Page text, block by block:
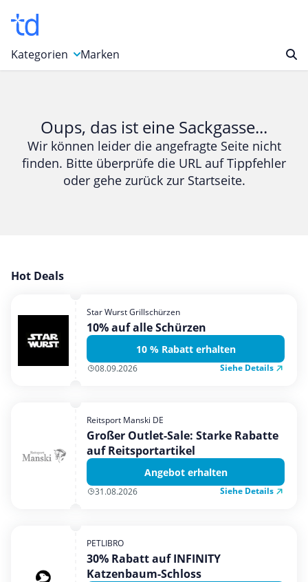
Kategorien
Bücher & Magazine
Computer & Elektronik
Entertainment & Media
Garten, Haushalt & Tiere
Mobilfunk & Internet
Mode & Accessoires
Shopping
Urlaub & Reise
Marken
Oups, das ist eine Sackgasse...
Wir können leider die angefragte Seite nicht
finden. Bitte überprüfe die URL auf Tippfehler
oder gehe zurück zur Startseite.
Hot Deals
Star Wurst Grillschürzen
10% auf alle Schürzen
10 % Rabatt erhalten
08.09.2026 Siehe Details
Reitsport Manski DE
Großer Outlet-Sale: Starke Rabatte
auf Reitsportartikel
Angebot erhalten
31.08.2026 Siehe Details
PETLIBRO
30% Rabatt auf INFINITY
Katzenbaum-Schloss